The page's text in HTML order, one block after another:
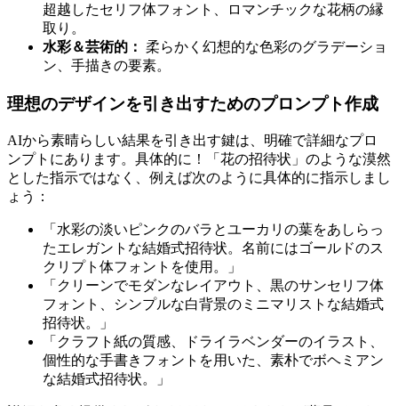
超越したセリフ体フォント、ロマンチックな花柄の縁
取り。
水彩＆芸術的： 柔らかく幻想的な色彩のグラデーショ
ン、手描きの要素。
理想のデザインを引き出すためのプロンプト作成
AIから素晴らしい結果を引き出す鍵は、明確で詳細なプロ
ンプトにあります。具体的に！「花の招待状」のような漠然
とした指示ではなく、例えば次のように具体的に指示しまし
ょう：
「水彩の淡いピンクのバラとユーカリの葉をあしらっ
たエレガントな結婚式招待状。名前にはゴールドのス
クリプト体フォントを使用。」
「クリーンでモダンなレイアウト、黒のサンセリフ体
フォント、シンプルな白背景のミニマリストな結婚式
招待状。」
「クラフト紙の質感、ドライラベンダーのイラスト、
個性的な手書きフォントを用いた、素朴でボヘミアン
な結婚式招待状。」